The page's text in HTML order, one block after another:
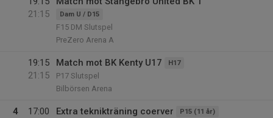
21:15
Dam U / D15
F15 DM Slutspel
PreZero Arena A
19:15
21:15
Match mot BK Kenty U17 H17
P17 Slutspel
Bilbörsen Arena
4
17:00
Extra teknikträning coerver P15 (11 år)